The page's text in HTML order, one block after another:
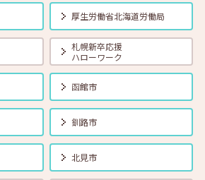
水）就勝塾 採用につながる応募書類の書き
学生 求職者
金） 就勝塾 会話力アップ～アサーティブ・
～11:40
学生
火）採用につながる応募書類の書き方 14:00
厚生労働省北海道労働局
札幌新卒応援
ハローワーク
函館市
釧路市
北見市